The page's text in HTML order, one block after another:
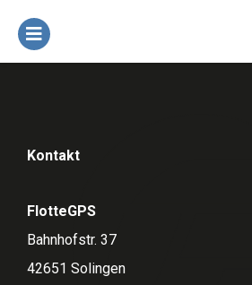
Kontakt
FlotteGPS
Bahnhofstr. 37
42651 Solingen